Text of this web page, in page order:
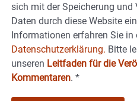
sich mit der Speicherung und
Daten durch diese Website
Informationen erfahren Sie in
Datenschutzerklärung. Bitte
unseren Leitfaden für die
Kommentaren. *